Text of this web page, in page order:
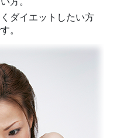
ダイエットしたい方
。